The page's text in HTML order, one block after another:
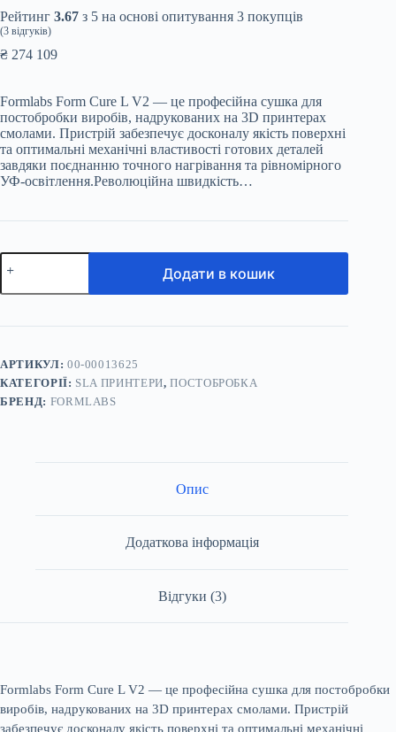
Рейтинг 3.67 з 5 на основі опитування 3 покупців
(3 відгуків)
₴ 274 109
Formlabs Form Cure L V2 — це професійна сушка для
постобробки виробів, надрукованих на 3D принтерах
смолами. Пристрій забезпечує досконалу якість поверхні
та оптимальні механічні властивості готових деталей
завдяки поєднанню точного нагрівання та рівномірного
УФ-освітлення.Революційна швидкість…
Formlabs
Form
для
3D
кількість
Додати в кошик
АРТИКУЛ: 00-00013625
КАТЕГОРІЇ: SLA ПРИНТЕРИ,ПОСТОБРОБКА
БРЕНД: FORMLABS
Опис
Додаткова інформація
Відгуки (3)
Formlabs Form Cure L V2 — це професійна сушка для постобробки
виробів, надрукованих на 3D принтерах смолами. Пристрій
забезпечує досконалу якість поверхні та оптимальні механічні